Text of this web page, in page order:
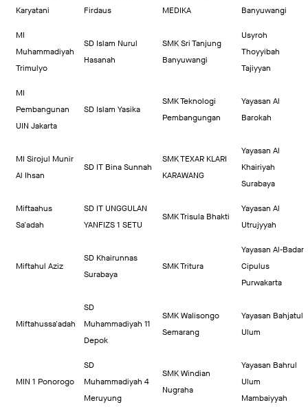
Karyatani
Firdaus
MEDIKA
Banyuwangi
MI
Muhammadiyah
Trimulyo
SD Islam Nurul
Hasanah
SMK Sri Tanjung
Banyuwangi
Usyroh
Thoyyibah
Tajiyyan
MI
Pembangunan
UIN Jakarta
SD Islam Yasika
SMK Teknologi
Pembangungan
Yayasan Al
Barokah
MI Sirojul Munir
Al Ihsan
SD IT Bina Sunnah
SMK TEXAR KLARI
KARAWANG
Yayasan Al
Khairiyah
Surabaya
Miftaahus
Sa'adah
SD IT UNGGULAN
YANFIZS 1 SETU
SMK Trisula Bhakti
Yayasan Al
Utrujyyah
Miftahul Aziz
SD Khairunnas
Surabaya
SMK Tritura
Yayasan Al-Badar
Cipulus
Purwakarta
Miftahussa'adah
SD
Muhammadiyah 11
Depok
SMK Walisongo
Semarang
Yayasan Bahjatul
Ulum
MIN 1 Ponorogo
SD
Muhammadiyah 4
Meruyung
SMK Windian
Nugraha
Yayasan Bahrul
Ulum
Mambaiyyah